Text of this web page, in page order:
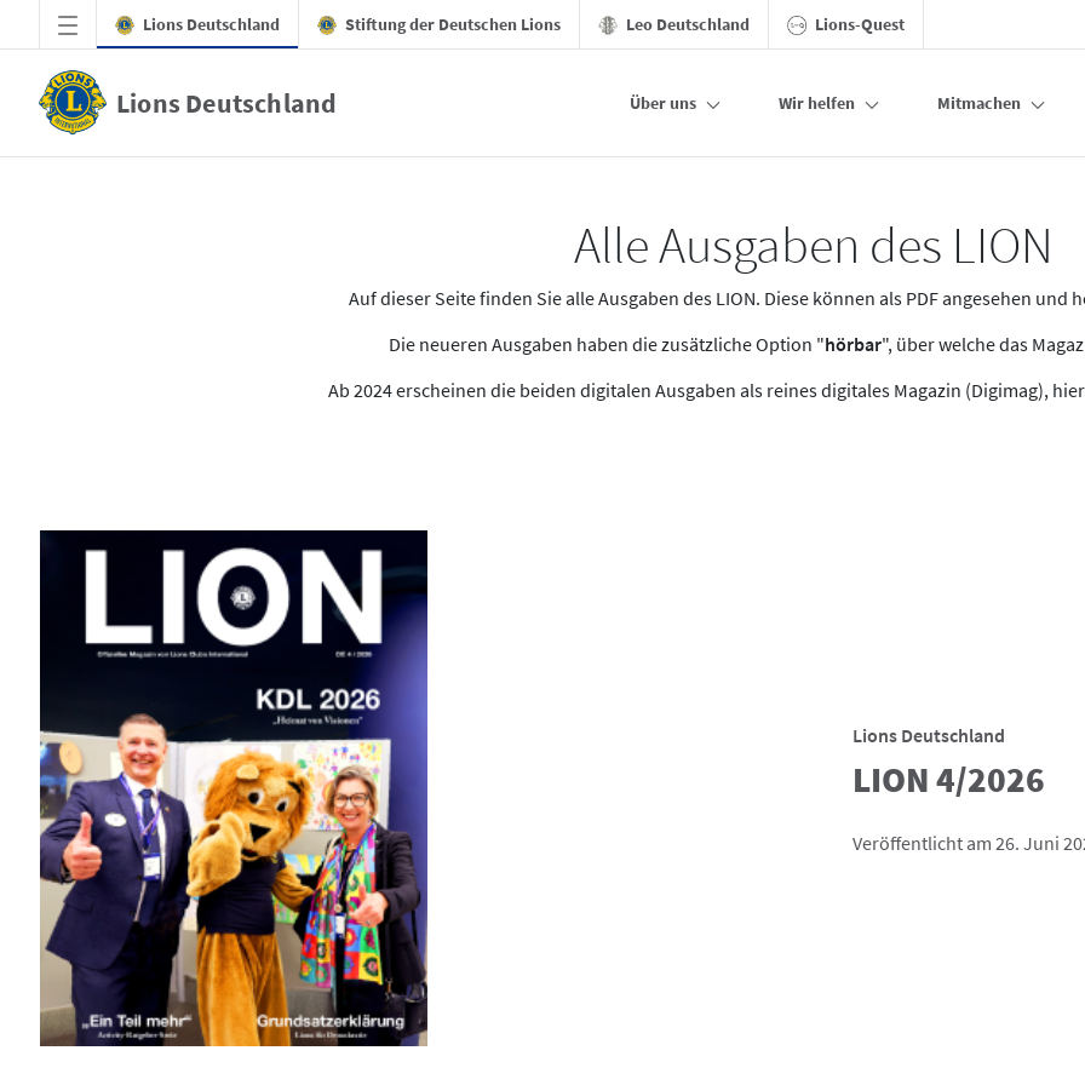
Zum Hauptinhalt springen
Lions Deutschland Stiftung der Deutschen Lions Leo Deutschland Lions-Quest
Lions Deutschland Über uns Wir helfen Mitmachen
Alle Ausgaben des LION
Auf dieser Seite finden Sie alle Ausgaben des LION. Diese können als PDF angesehen und
Die neueren Ausgaben haben die zusätzliche Option "hörbar", über welche das
Ab 2024 erscheinen die beiden digitalen Ausgaben als reines digitales Magazin (Digimag),
Lions Deutschland
LION 4/2026
Veröffentlicht am 26. Juni